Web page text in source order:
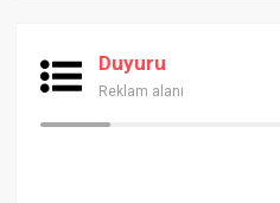
Duyuru
Reklam alanı